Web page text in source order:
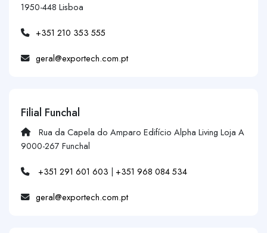
1950-448 Lisboa
+351 210 353 555
geral@exportech.com.pt
Filial Funchal
Rua da Capela do Amparo Edifício Alpha Living Loja A
9000-267 Funchal
+351 291 601 603 | +351 968 084 534
geral@exportech.com.pt